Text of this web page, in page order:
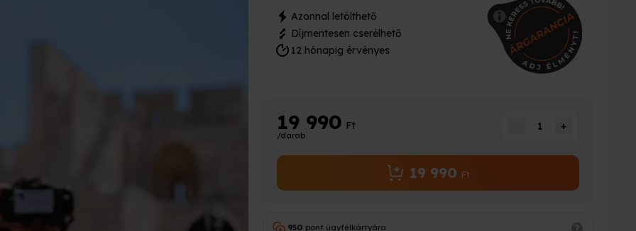
Azonnal letölthető
Díjmentesen cserélhető
12 hónapig érvényes
19 990Ft
/darab
1 +
19 990 Ft
950 pont ügyfélkártyára